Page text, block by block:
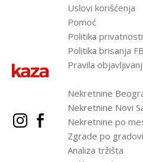
Uslovi korišćenja
Pomoć
Politika privatnosti
Politika brisanja FB
Pravila
Nekretnine
Nekretnine Novi
Nekretnine po
Zgrade po
Analiza tržišta